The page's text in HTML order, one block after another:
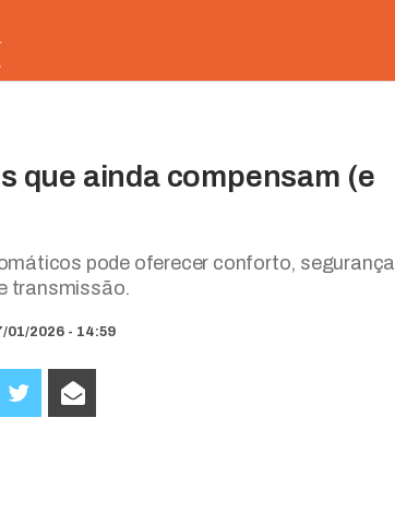
que ainda compensam (e
pode oferecer conforto, segurança
transmissão.
01/2026 - 14:59